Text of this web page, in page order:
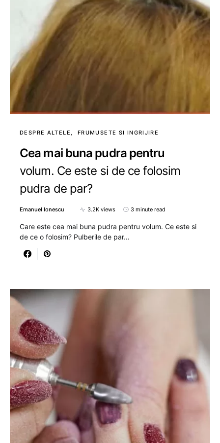
DESPRE ALTELE FRUMUSETE SI INGRIJIRE
Cea mai buna pudra pentru
volum. Ce este si de ce folosim
pudra de par?
Emanuel Ionescu 3.2K views 3 minute read
Care este cea mai buna pudra pentru volum. Ce este si
de ce o folosim? Pulberile de par…